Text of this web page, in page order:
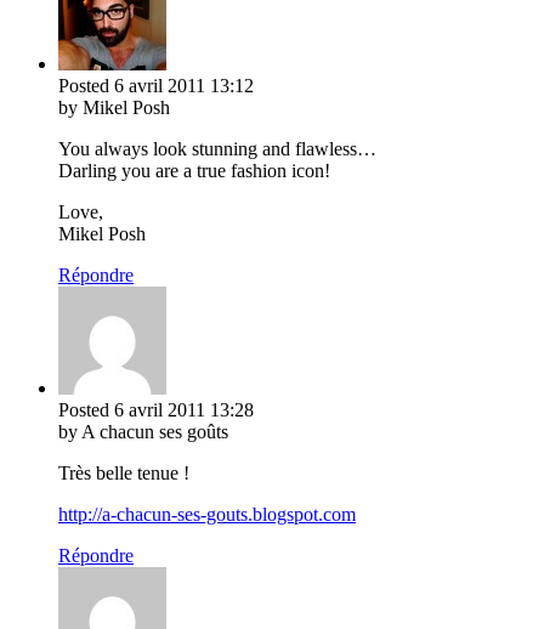
Posted 6 avril 2011 13:12
by Mikel Posh
You always look stunning and flawless…
Darling you are a true fashion icon!
Love,
Mikel Posh
Répondre
Posted 6 avril 2011 13:28
by A chacun ses goûts
Très belle tenue !
http://a-chacun-ses-gouts.blogspot.com
Répondre